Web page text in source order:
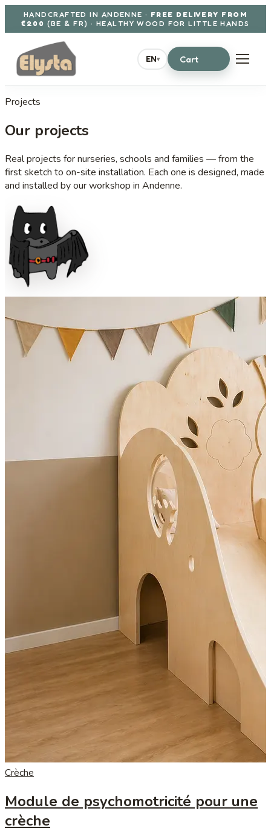
HANDCRAFTED IN ANDENNE · FREE DELIVERY FROM
€200 (BE & FR) · HEALTHY WOOD FOR LITTLE HANDS
EN▾ Cart
Projects
Our projects
Real projects for nurseries, schools and families — from the
first sketch to on-site installation. Each one is designed, made
and installed by our workshop in Andenne.
Crèche
Module de psychomotricité pour une
crèche